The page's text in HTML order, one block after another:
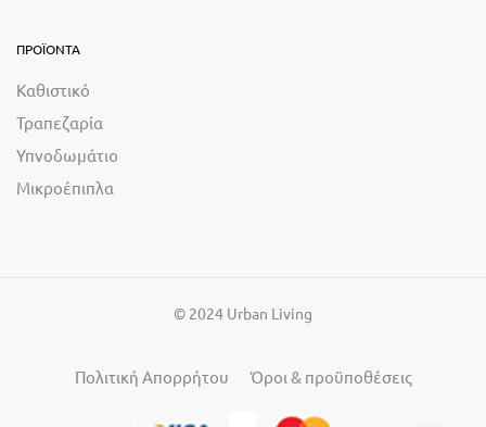
ΠΡΟΪΟΝΤΑ
Καθιστικό
Τραπεζαρία
Υπνοδωμάτιο
Μικροέπιπλα
© 2024 Urban Living
Πολιτική Απορρήτου Όροι & προϋποθέσεις